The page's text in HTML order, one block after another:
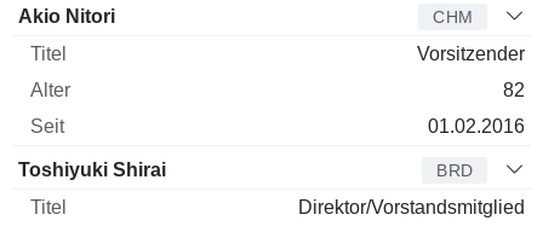
Verwaltungsratsmitglied
Akio Nitori CHM
Vorsitzender
82
01.02.2016
Toshiyuki Shirai BRD
Direktor/Vorstandsmitglied